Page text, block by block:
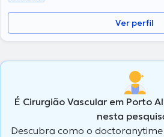
Ver perfil
É Cirurgião Vascular em Porto
nesta
Descubra como o